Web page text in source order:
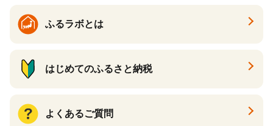
ふるラボとは
はじめてのふるさと納税
よくあるご質問